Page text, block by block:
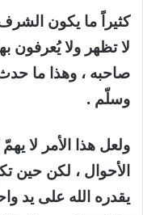
كثيراً ما يكون
لا تظهر ولا يُعرفون
صاحبه ، وهذا ما حدث
وسلّم .
ولعل هذا الأمر لا
الأحوال ، لكن حين
يقدره الله على يد